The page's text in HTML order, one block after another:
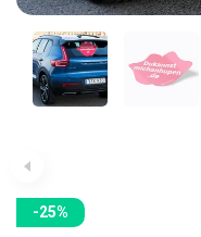
-25%